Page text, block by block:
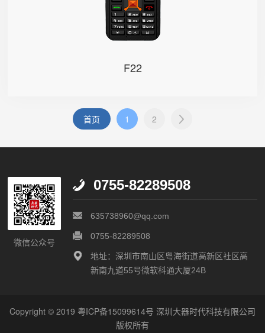
F22
首页 1 2
0755-82289508
635738960@qq.com
0755-82289508
地址：深圳市南山区粤海街道高新区社区高
新南九道55号微软科通大厦24B
微信公众号
Copyright © 2019 粤ICP备15099614号 深圳大器时代科技有限公司
版权所有